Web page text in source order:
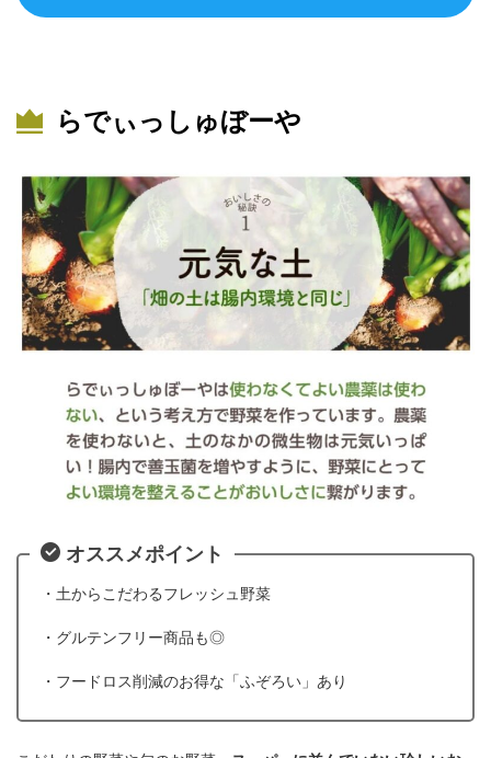
らでぃっしゅぼーや
オススメポイント
・土からこだわるフレッシュ野菜
・グルテンフリー商品も◎
・フードロス削減のお得な「ふぞろい」あり